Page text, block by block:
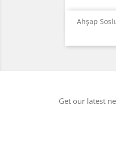
Ahşap 
Get our latest